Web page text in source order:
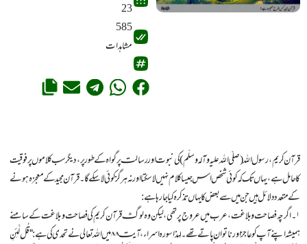
23
585
مشاہدات
قرآن کریم، رسول اللہ (صلّی اللہ علیہ وآلہ وسلّم) کی نبوت اور رسالت پر گواہ کے طور پر، دیگر سب کلاموں پر فوقیت
کا حامل ہے، یہاں تک کہ کوئی شخص اس جیسا کلام نہیں لاسکتا اور نہ ہرگز کوئی لاسکے گا۔ قرآن مجید کے معجزہ ہونے
کے متعدد دلائل ہیں جن میں سے بعض کا یہاں تذکرہ کیا جارہا ہے:
۱۔ اگرچہ فصاحت و بلاغت، عرب میں عروج پر تھی، لیکن وہ لوگ قرآن کریم کی فصاحت و بلاغت کے سامنے
ہمیشہ اپنے آپ کو عاجز اور ناتوان پاتے تھے۔ لہذا سورہ اسراء، آیت ۸۸ میں اللہ تعالی نے تحدی کی ہے: "قُل لَّئِنِ